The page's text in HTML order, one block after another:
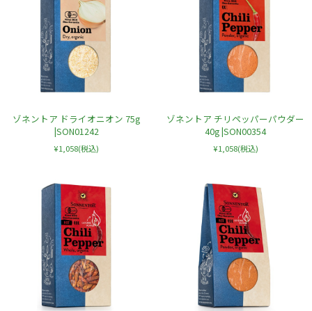
ゾネントア ドライオニオン 75g
|SON01242
¥1,058(税込)
ゾネントア チリペッパーパウダー
40g |SON00354
¥1,058(税込)